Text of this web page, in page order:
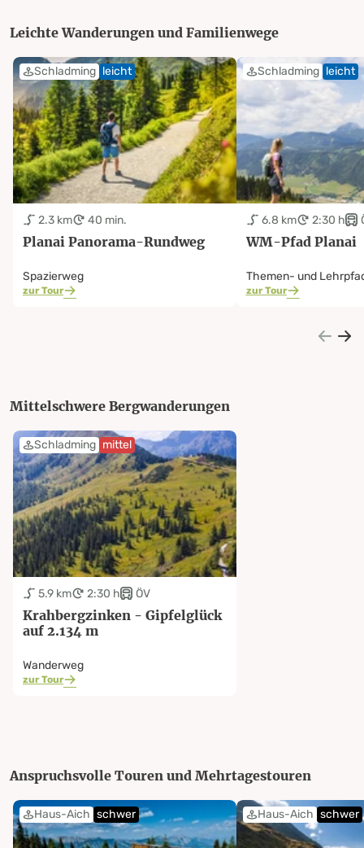
Leichte Wanderungen und Familienwege
Schladming leicht
2.3 km 40 min.
Planai Panorama-Rundweg
Spazierweg
zur Tour
Schladming leicht
6.8 km 2:30 h
WM-Pfad Planai
Themen- und
zur Tour
Mittelschwere Bergwanderungen
Schladming mittel
5.9 km 2:30 h ÖV
Krahbergzinken - Gipfelglück
auf 2.134 m
Wanderweg
zur Tour
Anspruchsvolle Touren und Mehrtagestouren
Haus-Aich schwer Haus-Aich schwer